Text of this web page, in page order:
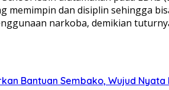
memimpin dan disiplin sehingga
narkoba, demikian
Bantuan Sembako, Wujud